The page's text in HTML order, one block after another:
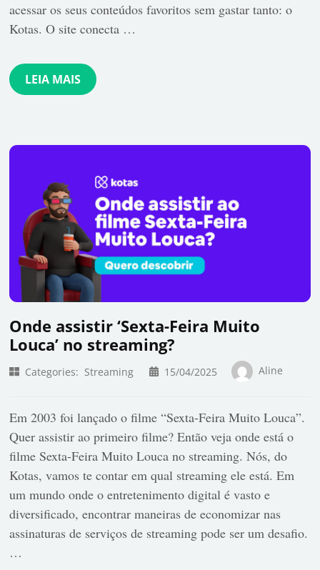
acessar os seus conteúdos favoritos sem gastar tanto: o
Kotas. O site conecta …
LEIA MAIS
Onde assistir ‘Sexta-Feira Muito
Louca’ no streaming?
Categories: Streaming 15/04/2025 Aline
Em 2003 foi lançado o filme “Sexta-Feira Muito Louca”.
Quer assistir ao primeiro filme? Então veja onde está o
filme Sexta-Feira Muito Louca no streaming. Nós, do
Kotas, vamos te contar em qual streaming ele está. Em
um mundo onde o entretenimento digital é vasto e
diversificado, encontrar maneiras de economizar nas
assinaturas de serviços de streaming pode ser um desafio.
…